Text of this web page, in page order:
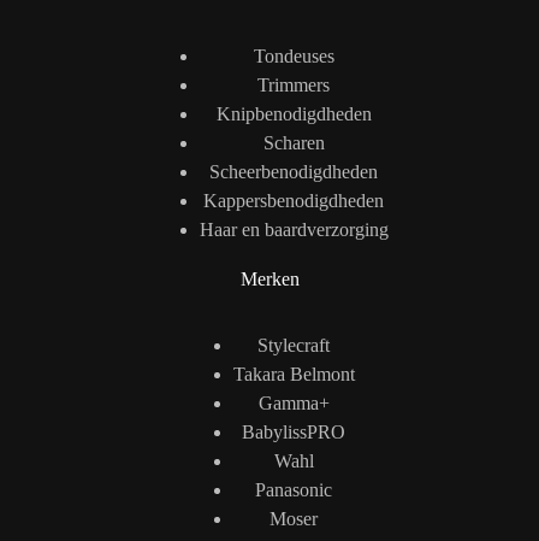
Tondeuses
Trimmers
Knipbenodigdheden
Scharen
Scheerbenodigdheden
Kappersbenodigdheden
Haar en baardverzorging
Merken
Stylecraft
Takara Belmont
Gamma+
BabylissPRO
Wahl
Panasonic
Moser